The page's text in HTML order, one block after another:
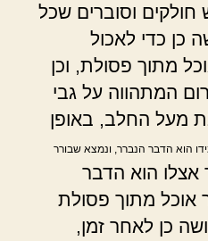
חולקים וסוברים שכל
כן כדי לאכול
מתוך פסולת, וכן
המתהווה על גבי
מעל החלב, באופן
הוא הדבר הנברר, ונמצא שבורר
אצלו הוא הדבר
אוכל מתוך פסולת
כן לאחר זמן,